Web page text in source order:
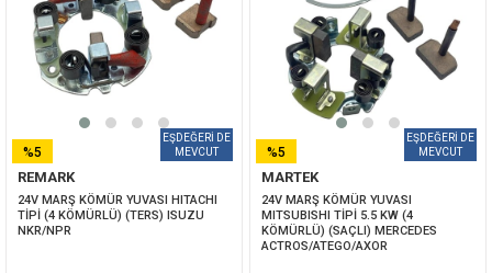
REMARK
24V MARŞ KÖMÜR YUVASI HITACHI
TİPİ (4 KÖMÜRLÜ) (TERS) ISUZU
NKR/NPR
%5
İNDIRIM
MARTEK
24V MARŞ KÖMÜR YUVASI
MITSUBISHI TİPİ 5.5 KW (4
KÖMÜRLÜ) (SAÇLI) MERCEDES
ACTROS/ATEGO/AXOR
%5
İNDIRIM